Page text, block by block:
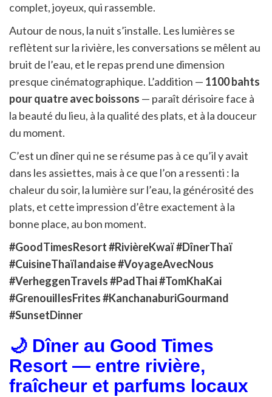
complet, joyeux, qui rassemble.
Autour de nous, la nuit s’installe. Les lumières se
reflètent sur la rivière, les conversations se mêlent au
bruit de l’eau, et le repas prend une dimension
presque cinématographique. L’addition — 1100 bahts
pour quatre avec boissons — paraît dérisoire face à
la beauté du lieu, à la qualité des plats, et à la douceur
du moment.
C’est un dîner qui ne se résume pas à ce qu’il y avait
dans les assiettes, mais à ce que l’on a ressenti : la
chaleur du soir, la lumière sur l’eau, la générosité des
plats, et cette impression d’être exactement à la
bonne place, au bon moment.
#GoodTimesResort #RivièreKwaï #DînerThaï
#CuisineThaïlandaise #VoyageAvecNous
#VerheggenTravels #PadThai #TomKhaKai
#GrenouillesFrites #KanchanaburiGourmand
#SunsetDinner
🌙 Dîner au Good Times
Resort — entre rivière,
fraîcheur et parfums locaux